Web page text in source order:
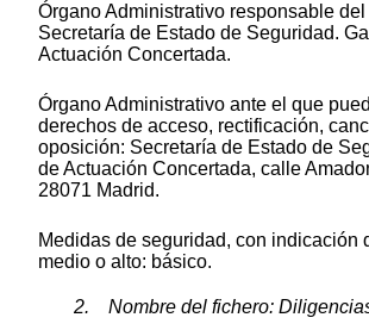
Órgano Administrativo responsable
Secretaría de Estado de Seguridad.
Actuación Concertada.
Órgano Administrativo ante el que
derechos de acceso, rectificación,
oposición: Secretaría de Estado de
de Actuación Concertada, calle
28071 Madrid.
Medidas de seguridad, con indicación
medio o alto: básico.
2. Nombre del fichero: